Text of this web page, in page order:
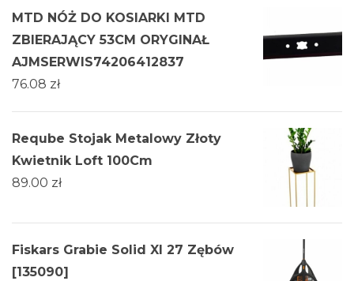
MTD NÓŻ DO KOSIARKI MTD
ZBIERAJĄCY 53CM ORYGINAŁ
AJMSERWIS74206412837
76.08 zł
Reqube Stojak Metalowy Złoty
Kwietnik Loft 100Cm
89.00 zł
Fiskars Grabie Solid Xl 27 Zębów
[135090]